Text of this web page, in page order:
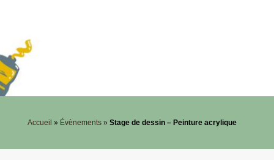
Accueil » Évènements» Stage de dessin – Peinture acrylique